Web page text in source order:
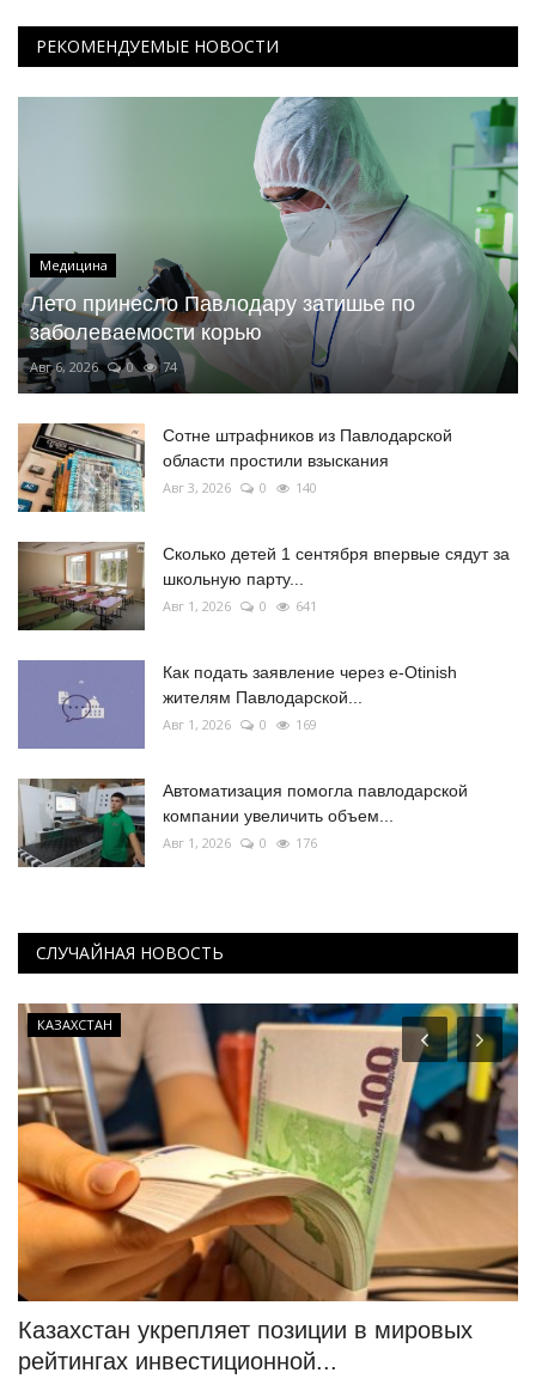
РЕКОМЕНДУЕМЫЕ НОВОСТИ
Медицина
Лето принесло Павлодару затишье по
заболеваемости корью
Авг 6, 2026 0 74
Сотне штрафников из Павлодарской
области простили взыскания
Авг 3, 2026 0 140
Сколько детей 1 сентября впервые сядут за
школьную парту...
Авг 1, 2026 0 641
Как подать заявление через e-Otinish
жителям Павлодарской...
Авг 1, 2026 0 169
Автоматизация помогла павлодарской
компании увеличить объем...
Авг 1, 2026 0 176
СЛУЧАЙНАЯ НОВОСТЬ
КАЗАХСТАН
Казахстан укрепляет позиции в мировых
рейтингах инвестиционной...